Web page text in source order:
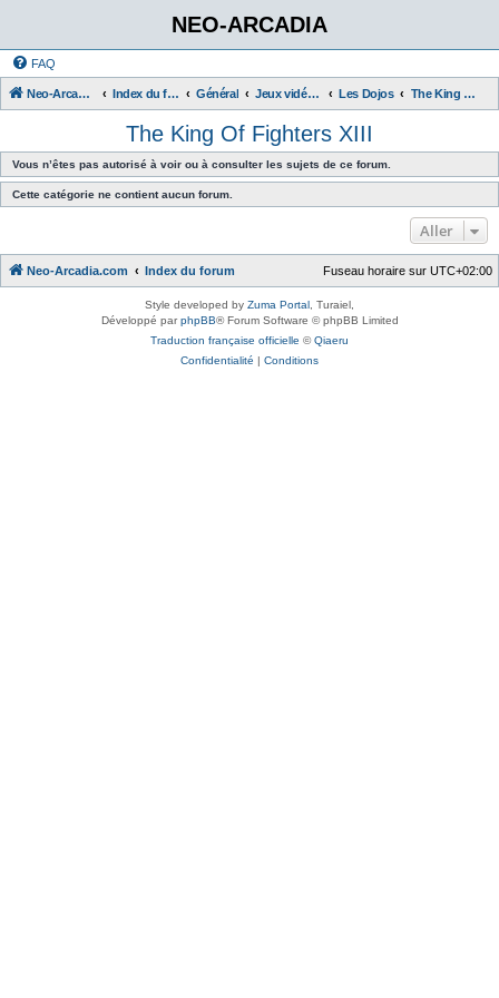
NEO-ARCADIA
FAQ
Neo-Arcadia.com Index du forum Général Jeux vidéo d'arcade Les Dojos The King Of Fighters XIII
The King Of Fighters XIII
Vous n’êtes pas autorisé à voir ou à consulter les sujets de ce forum.
Cette catégorie ne contient aucun forum.
Aller
Neo-Arcadia.com Index du forum Fuseau horaire sur UTC+02:00
Style developed by Zuma Portal , Turaiel,
Développé parphpBB® Forum Software © phpBB Limited
Traduction française officielle ©Qiaeru
Confidentialité | Conditions